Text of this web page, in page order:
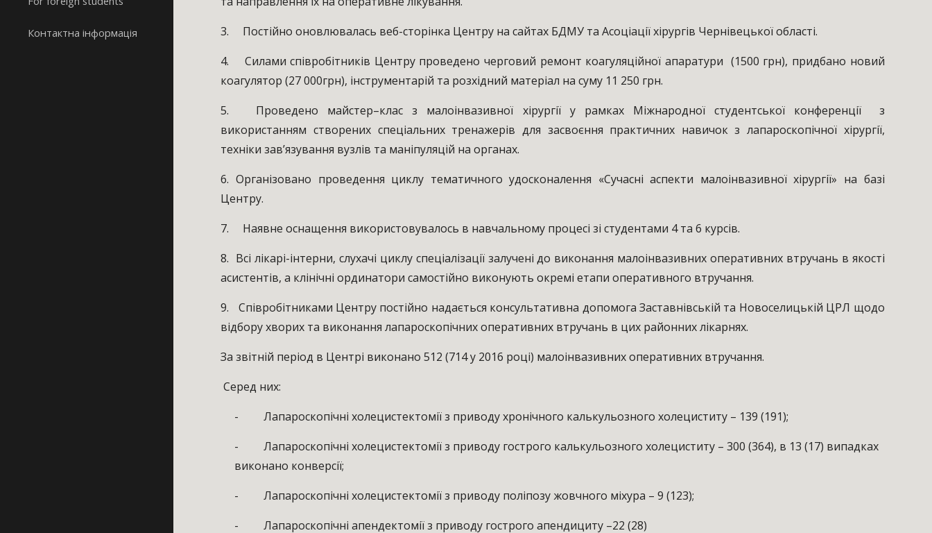
Контактна інформація
3. Постійно оновлювалась веб-сторінка Центру на сайтах БДМУ та Асоціації хірургів Чернівецької області.
4. Силами співробітників Центру проведено черговий ремонт коагуляційної апаратури (1500 грн), придбано новий
коагулятор (27 000грн), інструментарій та розхідний матеріал на суму 11 250 грн.
5. Проведено майстер–клас з малоінвазивної хірургії у рамках Міжнародної студентської конференції з
використанням створених спеціальних тренажерів для засвоєння практичних навичок з лапароскопічної хірургії,
техніки зав’язування вузлів та маніпуляцій на органах.
6. Організовано проведення циклу тематичного удосконалення «Сучасні аспекти малоінвазивної хірургії» на базі
Центру.
7. Наявне оснащення використовувалось в навчальному процесі зі студентами 4 та 6 курсів.
8. Всі лікарі-інтерни, слухачі циклу спеціалізації залучені до виконання малоінвазивних оперативних втручань в якості
асистентів, а клінічні ординатори самостійно виконують окремі етапи оперативного втручання.
9. Співробітниками Центру постійно надається консультативна допомога Заставнівській та Новоселицькій ЦРЛ щодо
відбору хворих та виконання лапароскопічних оперативних втручань в цих районних лікарнях.
За звітній період в Центрі виконано 512 (714 у 2016 році) малоінвазивних оперативних втручання.
Серед них:
- Лапароскопічні холецистектомії з приводу хронічного калькульозного холециститу – 139 (191);
- Лапароскопічні холецистектомії з приводу гострого калькульозного холециститу – 300 (364), в 13 (17) випадках
виконано конверсії;
- Лапароскопічні холецистектомії з приводу поліпозу жовчного міхура – 9 (123);
- Лапароскопічні апендектомії з приводу гострого апендициту –22 (28)